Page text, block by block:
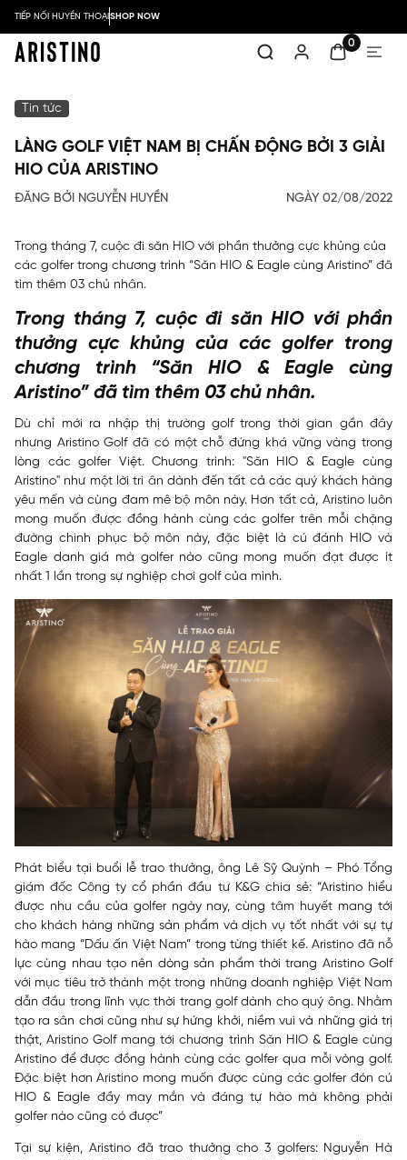
TIẾP NỐI HUYỀN THOẠISHOP NOW
0
Tin tức
LÀNG GOLF VIỆT NAM BỊ CHẤN ĐỘNG BỞI 3 GIẢI
HIO CỦA ARISTINO
ĐĂNG BỞI NGUYỄN HUYỀN NGÀY 02/08/2022
Trong tháng 7, cuộc đi săn HIO với phần thưởng cực khủng của
các golfer trong chương trình “Săn HIO & Eagle cùng Aristino” đã
tìm thêm 03 chủ nhân.
Trong tháng 7, cuộc đi săn HIO với phần
thưởng cực khủng của các golfer trong
chương trình “Săn HIO & Eagle cùng
Aristino” đã tìm thêm 03 chủ nhân.
Dù chỉ mới ra nhập thị trường golf trong thời gian gần đây
nhưng Aristino Golf đã có một chỗ đứng khá vững vàng trong
lòng các golfer Việt. Chương trình: "Săn HIO & Eagle cùng
Arístino" như một lời tri ân dành đến tất cả các quý khách hàng
yêu mến và cùng đam mê bộ môn này. Hơn tất cả, Aristino luôn
mong muốn được đồng hành cùng các golfer trên mỗi chặng
đường chinh phục bộ môn này, đặc biệt là cú đánh HIO và
Eagle danh giá mà golfer nào cũng mong muốn đạt được ít
nhất 1 lần trong sự nghiệp chơi golf của mình.
Phát biểu tại buổi lễ trao thưởng, ông Lê Sỹ Quỳnh – Phó Tổng
giám đốc Công ty cổ phần đầu tư K&G chia sẻ: “Aristino hiểu
được nhu cầu của golfer ngày nay, cùng tâm huyết mang tới
cho khách hàng những sản phẩm và dịch vụ tốt nhất với sự tự
hào mang “Dấu ấn Việt Nam” trong từng thiết kế. Aristino đã nỗ
lực cùng nhau tạo nên dòng sản phẩm thời trang Aristino Golf
với mục tiêu trở thành một trong những doanh nghiệp Việt Nam
dẫn đầu trong lĩnh vực thời trang golf dành cho quý ông. Nhằm
tạo ra sân chơi cũng như sự hứng khởi, niềm vui và những giá trị
thật, Aristino Golf mang tới chương trình Săn HIO & Eagle cùng
Aristino để được đồng hành cùng các golfer qua mỗi vòng golf.
Đặc biệt hơn Aristino mong muốn được cùng các golfer đón cú
HIO & Eagle đầy may mắn và đáng tự hào mà không phải
golfer nào cũng có được”
Tại sự kiện, Aristino đã trao thưởng cho 3 golfers: Nguyễn Hà